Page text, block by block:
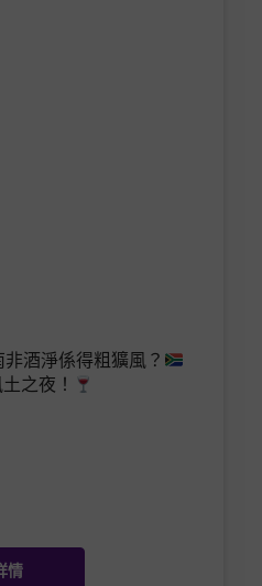
非酒淨係得粗獷風？
之夜！
情